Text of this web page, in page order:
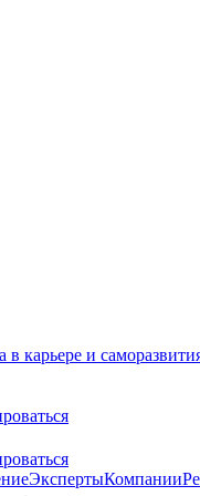
карьере и
ЭкспертыКомпании